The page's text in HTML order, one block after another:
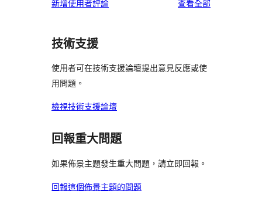
論
使
評
論
星
用
者
評
論
1
使
者
評
新增使用者評論 查看全部使
技術支援
使用者可在技術支援論壇提出意見反應或使
用問題。
檢視技術支援論壇
回報重大問題
如果佈景主題發生重大問題，請立即回報。
回報這個佈景主題的問題